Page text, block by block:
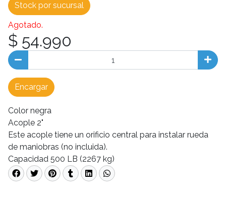
Stock por sucursal
Agotado.
$ 54.990
Encargar
Color negra
Acople 2"
Este acople tiene un orificio central para instalar rueda
de maniobras (no incluida).
Capacidad 500 LB (2267 kg)